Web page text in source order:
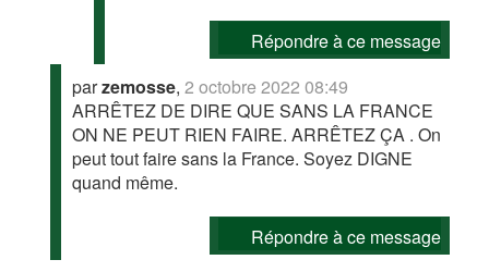
Répondre à ce message
parzemosse,2 octobre 2022 08:49
ARRÊTEZ DE DIRE QUE SANS LA FRANCE
ON NE PEUT RIEN FAIRE. ARRÊTEZ ÇA . On
peut tout faire sans la France. Soyez DIGNE
quand même.
Répondre à ce message